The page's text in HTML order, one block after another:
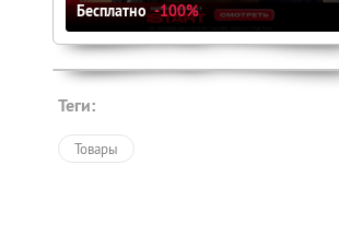
Бесплатно -100%
Теги:
Товары